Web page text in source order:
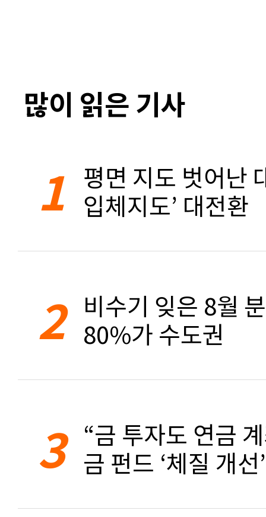
많이 읽은 기사
1 평면 지도 벗어난
입체지도’ 대전환
2 비수기 잊은 8월
80%가 수도권
3 “금 투자도 연금
금 펀드 ‘체질 개선’